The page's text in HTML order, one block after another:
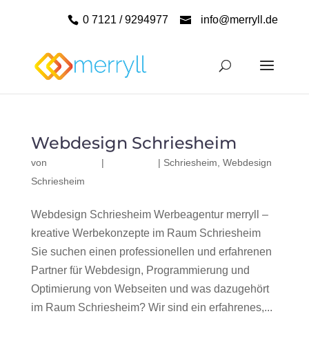
0 7121 / 9294977 info@merryll.de
Webdesign Schriesheim
von | | Schriesheim Webdesign
Schriesheim
Webdesign Schriesheim Werbeagentur merryll –
kreative Werbekonzepte im Raum Schriesheim
Sie suchen einen professionellen und erfahrenen
Partner für Webdesign, Programmierung und
Optimierung von Webseiten und was dazugehört
im Raum Schriesheim? Wir sind ein erfahrenes,...